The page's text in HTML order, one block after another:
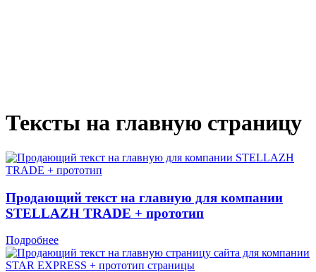
Тексты на главную страницу
Продающий текст на главную для компании
STELLAZH TRADE + прототип
Подробнее